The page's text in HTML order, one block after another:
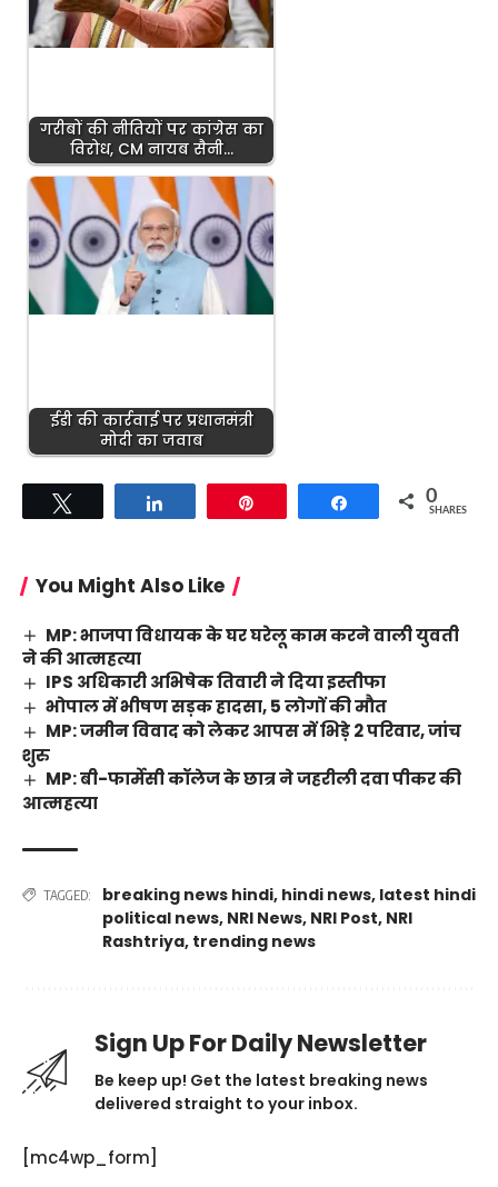
गरीबों की नीतियों पर कांग्रेस का
विरोध, CM नायब सैनी…
ईडी की कार्रवाई पर प्रधानमंत्री
मोदी का जवाब
Share 0
SHARES
You Might Also Like
MP: भाजपा विधायक के घर घरेलू काम करने वाली युवती
ने की आत्महत्या
IPS अधिकारी अभिषेक तिवारी ने दिया इस्तीफा
भोपाल में भीषण सड़क हादसा, 5 लोगों की मौत
MP: जमीन विवाद को लेकर आपस में भिड़े 2 परिवार, जांच
शुरु
MP: बी-फार्मेसी कॉलेज के छात्र ने जहरीली दवा पीकर की
आत्महत्या
TAGGED: breaking news hindi, hindi news, latest hindi
political news, NRI News, NRI Post, NRI
Rashtriya, trending news
Sign Up For Daily Newsletter
Be keep up! Get the latest breaking news
delivered straight to your inbox.
[mc4wp_form]